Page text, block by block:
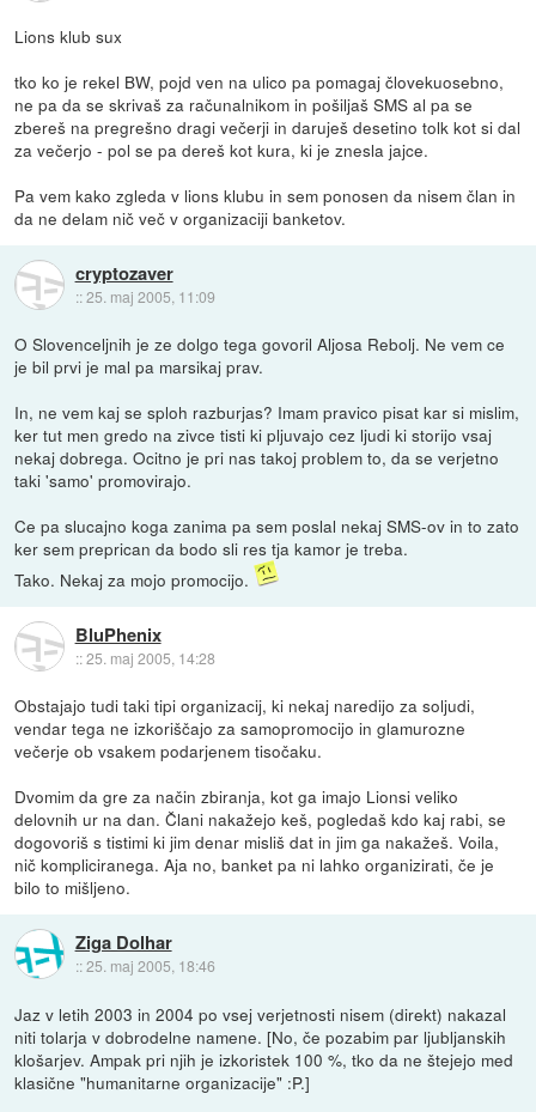
Lions klub sux
tko ko je rekel BW, pojd ven na ulico pa pomagaj človekuosebno,
ne pa da se skrivaš za računalnikom in pošiljaš SMS al pa se
zbereš na pregrešno dragi večerji in daruješ desetino tolk kot si dal
za večerjo - pol se pa dereš kot kura, ki je znesla jajce.
Pa vem kako zgleda v lions klubu in sem ponosen da nisem član in
da ne delam nič več v organizaciji banketov.
cryptozaver
::25. maj 2005, 11:09
O Slovenceljnih je ze dolgo tega govoril Aljosa Rebolj. Ne vem ce
je bil prvi je mal pa marsikaj prav.
In, ne vem kaj se sploh razburjas? Imam pravico pisat kar si mislim,
ker tut men gredo na zivce tisti ki pljuvajo cez ljudi ki storijo vsaj
nekaj dobrega. Ocitno je pri nas takoj problem to, da se verjetno
taki 'samo' promovirajo.
Ce pa slucajno koga zanima pa sem poslal nekaj SMS-ov in to zato
ker sem preprican da bodo sli res tja kamor je treba.
Tako. Nekaj za mojo promocijo.
BluPhenix
::25. maj 2005, 14:28
Obstajajo tudi taki tipi organizacij, ki nekaj naredijo za soljudi,
vendar tega ne izkoriščajo za samopromocijo in glamurozne
večerje ob vsakem podarjenem tisočaku.
Dvomim da gre za način zbiranja, kot ga imajo Lionsi veliko
delovnih ur na dan. Člani nakažejo keš, pogledaš kdo kaj rabi, se
dogovoriš s tistimi ki jim denar misliš dat in jim ga nakažeš. Voila,
nič kompliciranega. Aja no, banket pa ni lahko organizirati, če je
bilo to mišljeno.
Ziga Dolhar
::25. maj 2005, 18:46
Jaz v letih 2003 in 2004 po vsej verjetnosti nisem (direkt) nakazal
niti tolarja v dobrodelne namene. [No, če pozabim par ljubljanskih
klošarjev. Ampak pri njih je izkoristek 100 %, tko da ne štejejo med
klasične "humanitarne organizacije" :P.]